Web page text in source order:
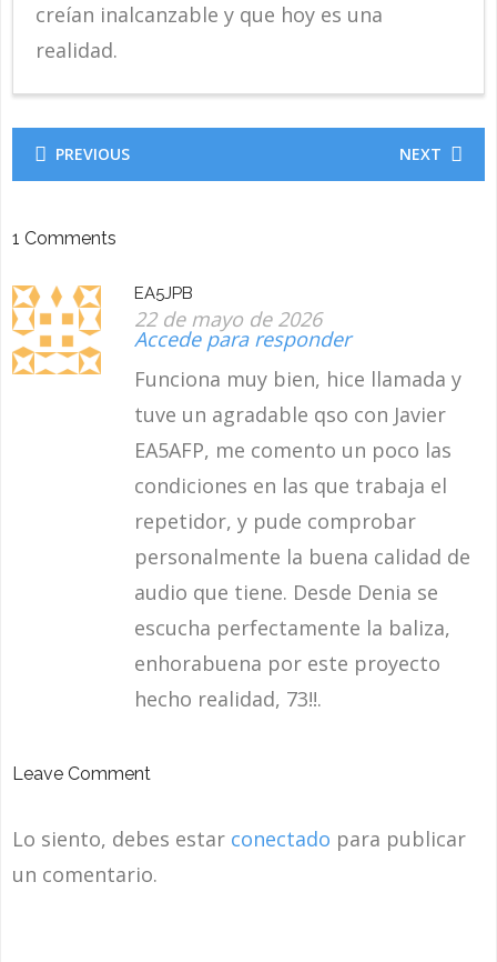
creían inalcanzable y que hoy es una
realidad.
PREVIOUS NEXT
1 Comments
EA5JPB
22 de mayo de 2026
Accede para responder
Funciona muy bien, hice llamada y
tuve un agradable qso con Javier
EA5AFP, me comento un poco las
condiciones en las que trabaja el
repetidor, y pude comprobar
personalmente la buena calidad de
audio que tiene. Desde Denia se
escucha perfectamente la baliza,
enhorabuena por este proyecto
hecho realidad, 73!!.
Leave Comment
Lo siento, debes estar conectado para publicar
un comentario.